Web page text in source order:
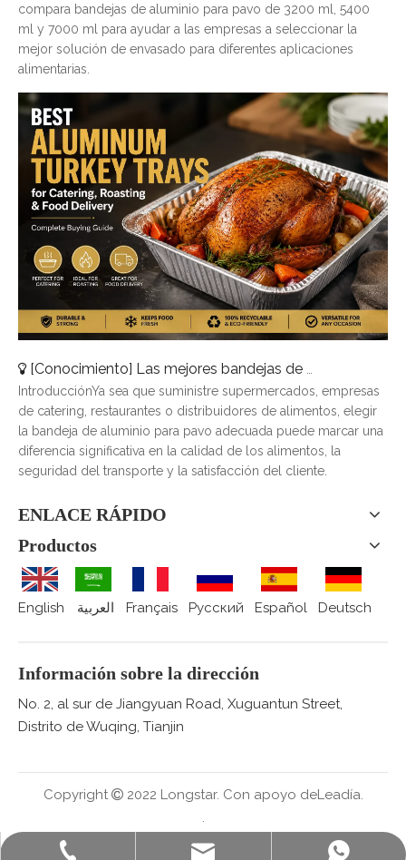
+ 86-022-59616927
sales@staralufoil.com
+86 15802287876
compara bandejas de aluminio para pavo de 3200 ml, 5400
ml y 7000 ml para ayudar a las empresas a seleccionar la
mejor solución de envasado para diferentes aplicaciones
alimentarias.
[Conocimiento] Las mejores bandejas de pavo de aluminio para catering, asado y entrega de alimentos
IntroducciónYa sea que suministre supermercados, empresas
de catering, restaurantes o distribuidores de alimentos, elegir
la bandeja de aluminio para pavo adecuada puede marcar una
diferencia significativa en la calidad de los alimentos, la
seguridad del transporte y la satisfacción del cliente.
ENLACE RÁPIDO
Productos
English العربية Français Pусский Español Deutsch
Información sobre la dirección
No. 2, al sur de Jiangyuan Road, Xuguantun Street,
Distrito de Wuqing, Tianjin
Copyright 2022 Longstar. Con apoyo deLeadía.
.